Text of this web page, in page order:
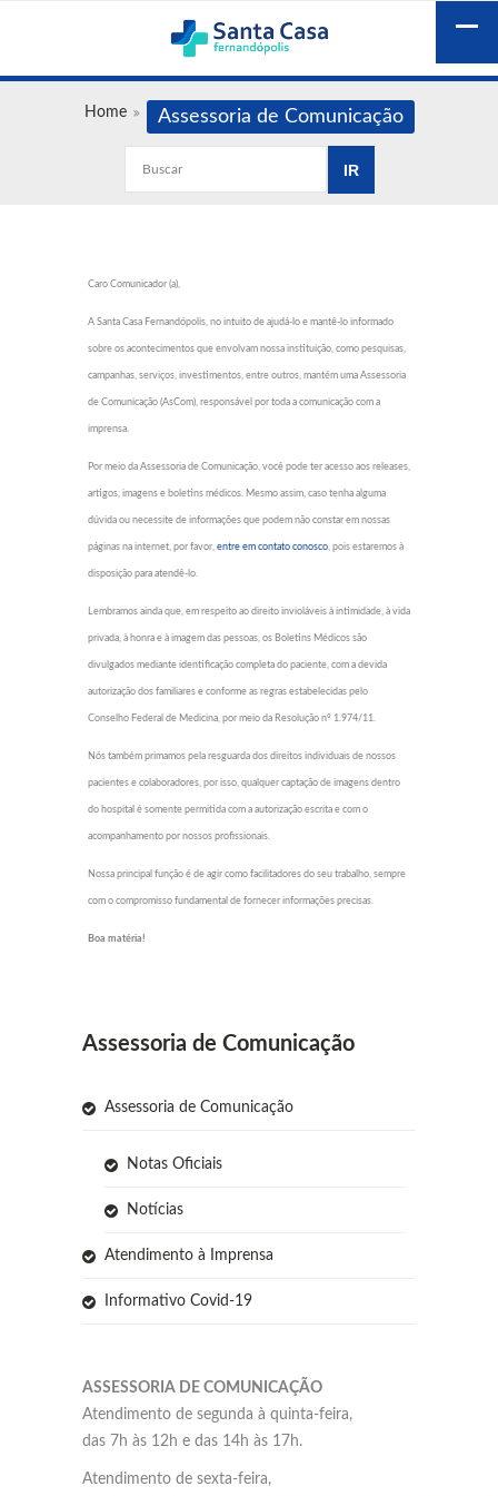
Home Assessoria de Comunicação
Caro Comunicador (a),
A Santa Casa Fernandópolis, no intuito de ajudá-lo e mantê-lo informado
sobre os acontecimentos que envolvam nossa instituição, como pesquisas,
campanhas, serviços, investimentos, entre outros, mantém uma Assessoria
de Comunicação (AsCom), responsável por toda a comunicação com a
imprensa.
Por meio da Assessoria de Comunicação, você pode ter acesso aos releases,
artigos, imagens e boletins médicos. Mesmo assim, caso tenha alguma
dúvida ou necessite de informações que podem não constar em nossas
páginas na internet, por favor, entre em contato conosco , pois estaremos à
disposição para atendê-lo.
Lembramos ainda que, em respeito ao direito invioláveis à intimidade, à vida
privada, à honra e à imagem das pessoas, os Boletins Médicos são
divulgados mediante identificação completa do paciente, com a devida
autorização dos familiares e conforme as regras estabelecidas pelo
Conselho Federal de Medicina, por meio da Resolução nº 1.974/11.
Nós também primamos pela resguarda dos direitos individuais de nossos
pacientes e colaboradores, por isso, qualquer captação de imagens dentro
do hospital é somente permitida com a autorização escrita e com o
acompanhamento por nossos profissionais.
Nossa principal função é de agir como facilitadores do seu trabalho, sempre
com o compromisso fundamental de fornecer informações precisas.
Boa matéria!
Assessoria de Comunicação
Assessoria de Comunicação
Notas Oficiais
Notícias
Atendimento à Imprensa
Informativo Covid-19
ASSESSORIA DE COMUNICAÇÃO
Atendimento de segunda à quinta-feira,
das 7h às 12h e das 14h às 17h.
Atendimento de sexta-feira,